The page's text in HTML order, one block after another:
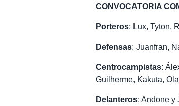
CONVOCATORIA
Porteros: Lux, Tyton,
Defensas: Juanfran,
Centrocampistas:
Guilherme, Kakuta,
Delanteros: Andone y